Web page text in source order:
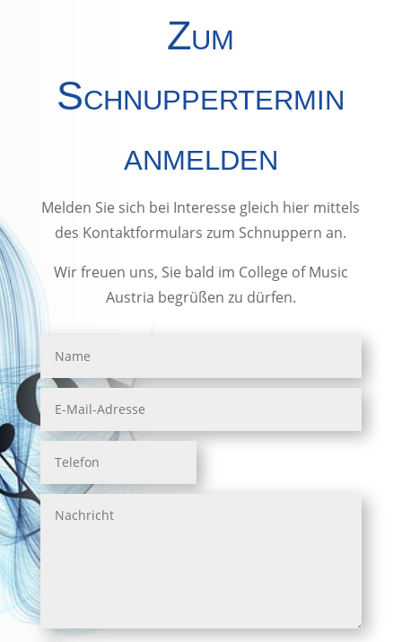
Zum
Schnuppertermin
anmelden
Melden Sie sich bei Interesse gleich hier mittels
des Kontaktformulars zum Schnuppern an.
Wir freuen uns, Sie bald im College of Music
Austria begrüßen zu dürfen.